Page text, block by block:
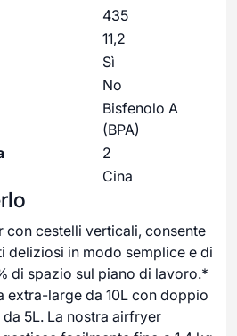
435
11,2
Sì
No
Bisfenolo A
(BPA)
2
Cina
con cestelli verticali, consente
deliziosi in modo semplice e di
di spazio sul piano di lavoro.*
extra-large da 10L con doppio
5L. La nostra airfryer